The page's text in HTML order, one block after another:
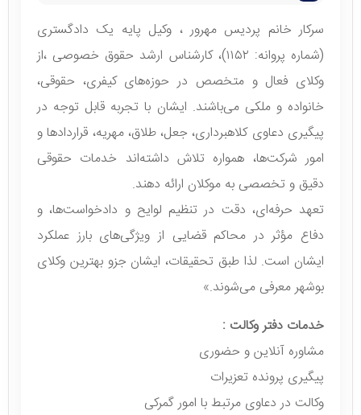
سرکار خانم پردیس مهرور ، وکیل پایه یک دادگستری
(شماره پروانه: ۱۱۵۲)، کارشناس ارشد حقوق خصوصی ،از
وکلای فعال و متخصص در حوزه‌های کیفری، حقوقی،
خانواده و ملکی می‌باشند. ایشان با تجربه قابل توجه در
پیگیری دعاوی کلاهبرداری، جعل، طلاق، مهریه، قراردادها و
امور شرکت‌ها، همواره تلاش داشته‌اند خدمات حقوقی
دقیق و تخصصی به موکلان ارائه دهند.
تعهد حرفه‌ای، دقت در تنظیم لوایح و دادخواست‌ها، و
دفاع مؤثر در محاکم قضایی از ویژگی‌های بارز عملکرد
ایشان است. لذا طبق تحقیقات، ایشان جزو بهترین وکلای
بوشهر معرفی می‌شوند.»
خدمات دفتر وكالت :
مشاوره آنلاین و حضوری
پیگیری پرونده تعزیرات
وکالت در دعاوی مرتبط با امور گمرکی